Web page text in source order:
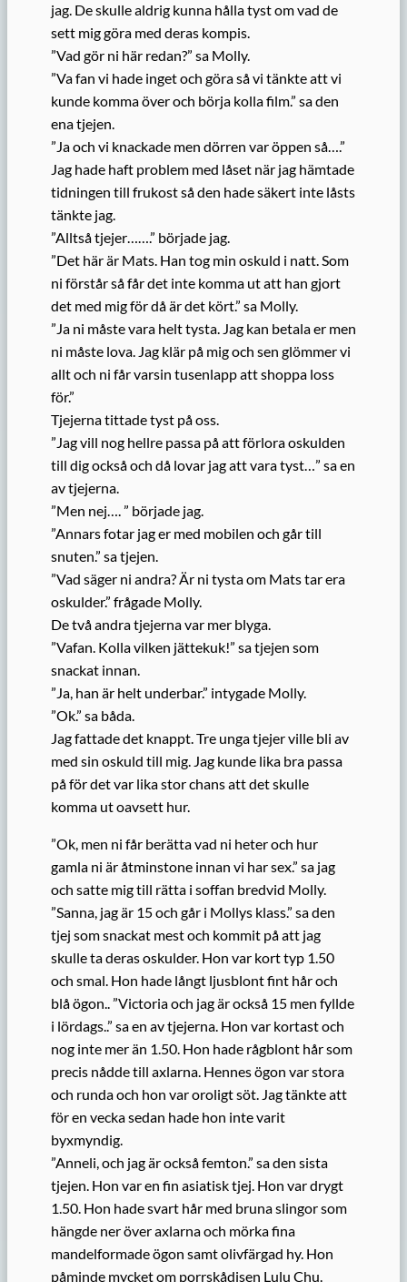
jag. De skulle aldrig kunna hålla tyst om vad de
sett mig göra med deras kompis.
”Vad gör ni här redan?” sa Molly.
”Va fan vi hade inget och göra så vi tänkte att vi
kunde komma över och börja kolla film.” sa den
ena tjejen.
”Ja och vi knackade men dörren var öppen så….”
Jag hade haft problem med låset när jag hämtade
tidningen till frukost så den hade säkert inte låsts
tänkte jag.
”Alltså tjejer…….” började jag.
”Det här är Mats. Han tog min oskuld i natt. Som
ni förstår så får det inte komma ut att han gjort
det med mig för då är det kört.” sa Molly.
”Ja ni måste vara helt tysta. Jag kan betala er men
ni måste lova. Jag klär på mig och sen glömmer vi
allt och ni får varsin tusenlapp att shoppa loss
för.”
Tjejerna tittade tyst på oss.
”Jag vill nog hellre passa på att förlora oskulden
till dig också och då lovar jag att vara tyst…” sa en
av tjejerna.
”Men nej…. ” började jag.
”Annars fotar jag er med mobilen och går till
snuten.” sa tjejen.
”Vad säger ni andra? Är ni tysta om Mats tar era
oskulder.” frågade Molly.
De två andra tjejerna var mer blyga.
”Vafan. Kolla vilken jättekuk!” sa tjejen som
snackat innan.
”Ja, han är helt underbar.” intygade Molly.
”Ok.” sa båda.
Jag fattade det knappt. Tre unga tjejer ville bli av
med sin oskuld till mig. Jag kunde lika bra passa
på för det var lika stor chans att det skulle
komma ut oavsett hur.
”Ok, men ni får berätta vad ni heter och hur
gamla ni är åtminstone innan vi har sex.” sa jag
och satte mig till rätta i soffan bredvid Molly.
”Sanna, jag är 15 och går i Mollys klass.” sa den
tjej som snackat mest och kommit på att jag
skulle ta deras oskulder. Hon var kort typ 1.50
och smal. Hon hade långt ljusblont fint hår och
blå ögon.. ”Victoria och jag är också 15 men fyllde
i lördags..” sa en av tjejerna. Hon var kortast och
nog inte mer än 1.50. Hon hade rågblont hår som
precis nådde till axlarna. Hennes ögon var stora
och runda och hon var oroligt söt. Jag tänkte att
för en vecka sedan hade hon inte varit
byxmyndig.
”Anneli, och jag är också femton.” sa den sista
tjejen. Hon var en fin asiatisk tjej. Hon var drygt
1.50. Hon hade svart hår med bruna slingor som
hängde ner över axlarna och mörka fina
mandelformade ögon samt olivfärgad hy. Hon
påminde mycket om porrskådisen Lulu Chu.